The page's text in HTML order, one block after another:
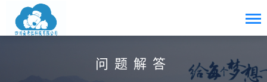
问题解答